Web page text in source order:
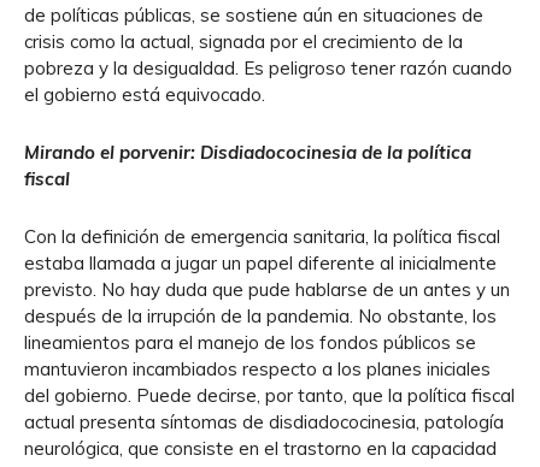
de políticas públicas, se sostiene aún en situaciones de
crisis como la actual, signada por el crecimiento de la
pobreza y la desigualdad. Es peligroso tener razón cuando
el gobierno está equivocado.
Mirando el porvenir: Disdiadococinesia de la política
fiscal
Con la definición de emergencia sanitaria, la política fiscal
estaba llamada a jugar un papel diferente al inicialmente
previsto. No hay duda que pude hablarse de un antes y un
después de la irrupción de la pandemia. No obstante, los
lineamientos para el manejo de los fondos públicos se
mantuvieron incambiados respecto a los planes iniciales
del gobierno. Puede decirse, por tanto, que la política fiscal
actual presenta síntomas de disdiadococinesia, patología
neurológica, que consiste en el trastorno en la capacidad